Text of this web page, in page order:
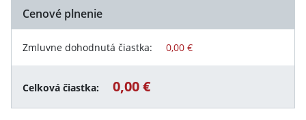
Cenové plnenie
Zmluvne dohodnutá čiastka: 0,00 €
Celková čiastka: 0,00 €